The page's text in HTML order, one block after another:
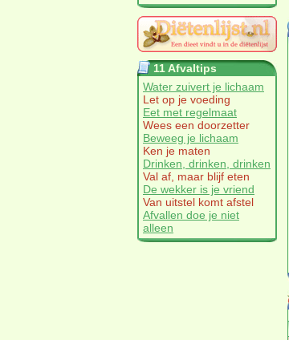
11 Afvaltips
Water zuivert je lichaam
Let op je voeding
Eet met regelmaat
Wees een doorzetter
Beweeg je lichaam
Ken je maten
Drinken, drinken, drinken
Val af, maar blijf eten
De wekker is je vriend
Van uitstel komt afstel
Afvallen doe je niet
alleen